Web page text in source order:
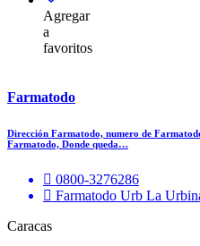
Agregar
a
favoritos
Farmatodo
Dirección Farmatodo, numero de
Farmatodo, Donde queda…
0800-3276286
Farmatodo Urb La
Caracas